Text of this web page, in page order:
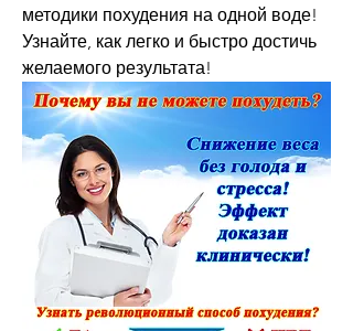
методики похудения на одной воде!
Узнайте, как легко и быстро достичь
желаемого результата!